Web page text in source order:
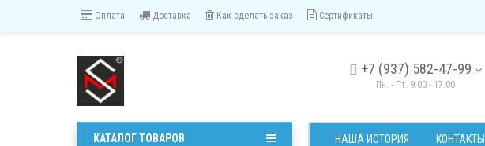
Оплата Доставка Как сделать заказ Сертификаты
+7 (937) 582-47-99
Пн. - Пт. 9:00 - 17:00
НАША ИСТОРИЯ КОНТАКТЫ
КАТАЛОГ ТОВАРОВ